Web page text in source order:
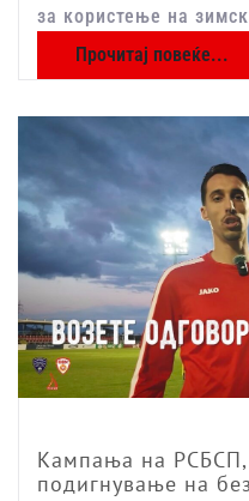
за користење на
Прочитај повеќе...
Кампања на
подигнување на